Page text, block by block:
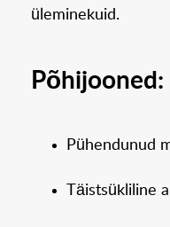
üleminekuid.
Põhijooned:
Pühendunud
Täistsükliline